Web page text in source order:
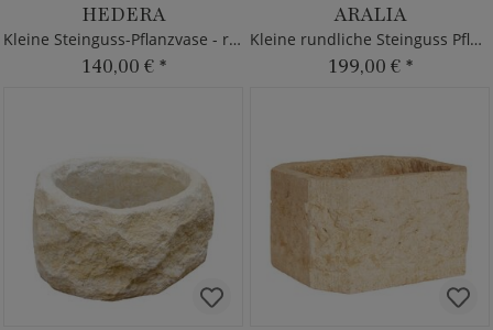
HEDERA
Kleine Steinguss-Pflanzvase - raue Optik
140,00 € *
ARALIA
Kleine rundliche Steinguss Pflanzschale
199,00 € *